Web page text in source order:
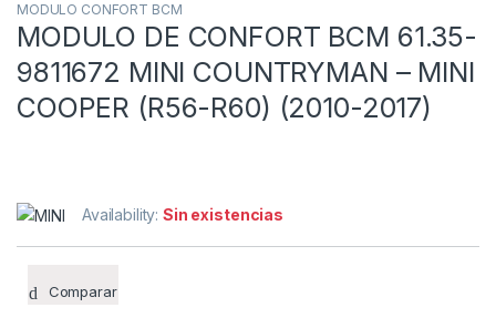
MODULO CONFORT BCM
MODULO DE CONFORT BCM 61.35-
9811672 MINI COUNTRYMAN – MINI
COOPER (R56-R60) (2010-2017)
Availability:Sin existencias
Comparar